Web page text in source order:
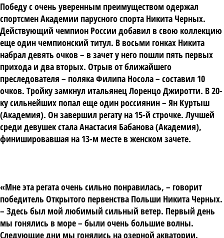
Победу с очень уверенным преимуществом одержал
спортсмен Академии парусного спорта Никита Черных.
Действующий чемпион России добавил в свою коллекцию
еще один чемпионский титул. В восьми гонках Никита
набрал девять очков – в зачет у него пошли пять первых
прихода и два вторых. Отрыв от ближайшего
преследователя – поляка Филипа Носола – составил 10
очков. Тройку замкнул итальянец Лоренцо Джиротти. В 20-
ку сильнейших попал еще один россиянин – Ян Куртыш
(Академия). Он завершил регату на 15-й строчке. Лучшей
среди девушек стала Анастасия Бабанова (Академия),
финишировавшая на 13-м месте в женском зачете.
«Мне эта регата очень сильно понравилась, – говорит
победитель Открытого первенства Польши Никита Черных.
– Здесь был мой любимый сильный ветер. Первый день
мы гонялись в море – были очень большие волны.
Следующие дни мы гонялись на озерной акватории.